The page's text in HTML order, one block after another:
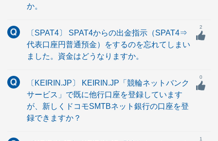
か。
〔SPAT4〕 SPAT4からの出金指示（SPAT4⇒
代表口座円普通預金）をするのを忘れてしまい
ました。資金はどうなりますか。
2
〔KEIRIN.JP〕 KEIRIN.JP「競輪ネットバンク
サービス」で既に他行口座を登録しています
が、新しくドコモSMTBネット銀行の口座を登
録できますか？
0
1